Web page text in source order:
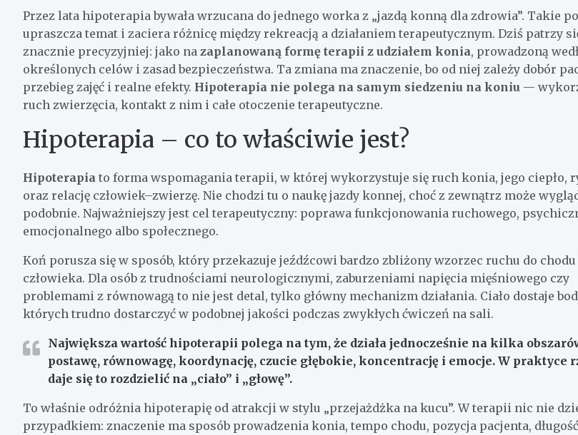
Przez lata hipoterapia bywała wrzucana do jednego worka z „jazdą konną dla zdrowia”. Takie
upraszcza temat i zaciera różnicę między rekreacją a działaniem terapeutycznym. Dziś patrzy
znacznie precyzyjniej: jako na zaplanowaną formę terapii z udziałem konia, prowadzoną
określonych celów i zasad bezpieczeństwa. Ta zmiana ma znaczenie, bo od niej zależy dobór
przebieg zajęć i realne efekty. Hipoterapia nie polega na samym siedzeniu na koniu —
ruch zwierzęcia, kontakt z nim i całe otoczenie terapeutyczne.
Hipoterapia – co to właściwie jest?
Hipoterapia to forma wspomagania terapii, w której wykorzystuje się ruch konia, jego ciepło,
oraz relację człowiek–zwierzę. Nie chodzi tu o naukę jazdy konnej, choć z zewnątrz może
podobnie. Najważniejszy jest cel terapeutyczny: poprawa funkcjonowania ruchowego,
emocjonalnego albo społecznego.
Koń porusza się w sposób, który przekazuje jeźdźcowi bardzo zbliżony wzorzec ruchu do chodu
człowieka. Dla osób z trudnościami neurologicznymi, zaburzeniami napięcia mięśniowego czy
problemami z równowagą to nie jest detal, tylko główny mechanizm działania. Ciało dostaje
których trudno dostarczyć w podobnej jakości podczas zwykłych ćwiczeń na sali.
Największa wartość hipoterapii polega na tym, że działa jednocześnie na kilka
postawę, równowagę, koordynację, czucie głębokie, koncentrację i emocje. W praktyce
daje się to rozdzielić na „ciało” i „głowę”.
To właśnie odróżnia hipoterapię od atrakcji w stylu „przejażdżka na kucu”. W terapii nic nie
przypadkiem: znaczenie ma sposób prowadzenia konia, tempo chodu, pozycja pacjenta,